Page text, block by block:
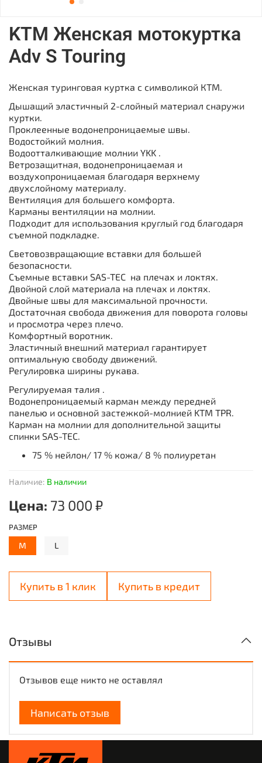
Наличие: В наличии
KTM Женская мотокуртка
Adv S Touring
Цена: 73 000 ₽
Купить в 1 клик Купить в кредит
РАЗМЕР
M L
Женская туринговая куртка с символикой КТМ.
Дышащий эластичный 2-слойный материал снаружи
куртки.
Проклеенные водонепроницаемые швы.
Водостойкий молния.
Водоотталкивающие молнии YKK .
Ветрозащитная, водонепроницаемая и
воздухопроницаемая благодаря верхнему
двухслойному материалу.
Вентиляция для большего комфорта.
Карманы вентиляции на молнии.
Подходит для использования круглый год благодаря
съемной подкладке.
Световозвращающие вставки для большей
безопасности.
Съемные вставки SAS-TEC на плечах и локтях.
Двойной слой материала на плечах и локтях.
Двойные швы для максимальной прочности.
Достаточная свобода движения для поворота головы
и просмотра через плечо.
Комфортный воротник.
Эластичный внешний материал гарантирует
оптимальную свободу движений.
Регулировка ширины рукава.
Регулируемая талия .
Водонепроницаемый карман между передней
панелью и основной застежкой-молнией KTM TPR.
Карман на молнии для дополнительной защиты
спинки SAS-TEC.
75 % нейлон/ 17 % кожа/ 8 % полиуретан
Отзывы
Отзывов еще никто не оставлял
Написать отзыв